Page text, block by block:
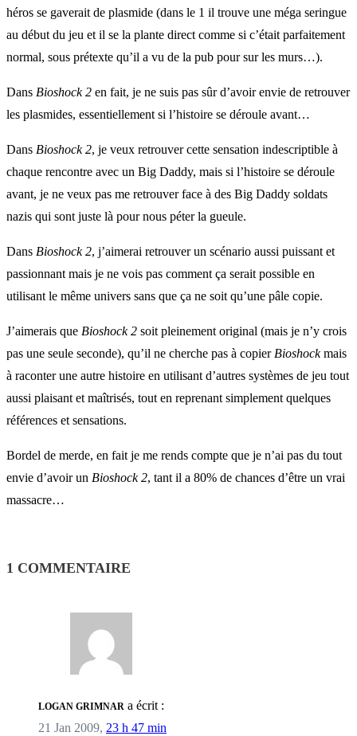
héros se gaverait de plasmide (dans le 1 il trouve une méga seringue
au début du jeu et il se la plante direct comme si c’était parfaitement
normal, sous prétexte qu’il a vu de la pub pour sur les murs…).
Dans Bioshock 2 en fait, je ne suis pas sûr d’avoir envie de retrouver
les plasmides, essentiellement si l’histoire se déroule avant…
Dans Bioshock 2, je veux retrouver cette sensation indescriptible à
chaque rencontre avec un Big Daddy, mais si l’histoire se déroule
avant, je ne veux pas me retrouver face à des Big Daddy soldats
nazis qui sont juste là pour nous péter la gueule.
Dans Bioshock 2, j’aimerai retrouver un scénario aussi puissant et
passionnant mais je ne vois pas comment ça serait possible en
utilisant le même univers sans que ça ne soit qu’une pâle copie.
J’aimerais que Bioshock 2 soit pleinement original (mais je n’y crois
pas une seule seconde), qu’il ne cherche pas à copier Bioshockmais
à raconter une autre histoire en utilisant d’autres systèmes de jeu tout
aussi plaisant et maîtrisés, tout en reprenant simplement quelques
références et sensations.
Bordel de merde, en fait je me rends compte que je n’ai pas du tout
envie d’avoir un Bioshock 2, tant il a 80% de chances d’être un vrai
massacre…
1 COMMENTAIRE
LOGAN GRIMNAR a écrit :
21 Jan 2009, 23 h 47 min